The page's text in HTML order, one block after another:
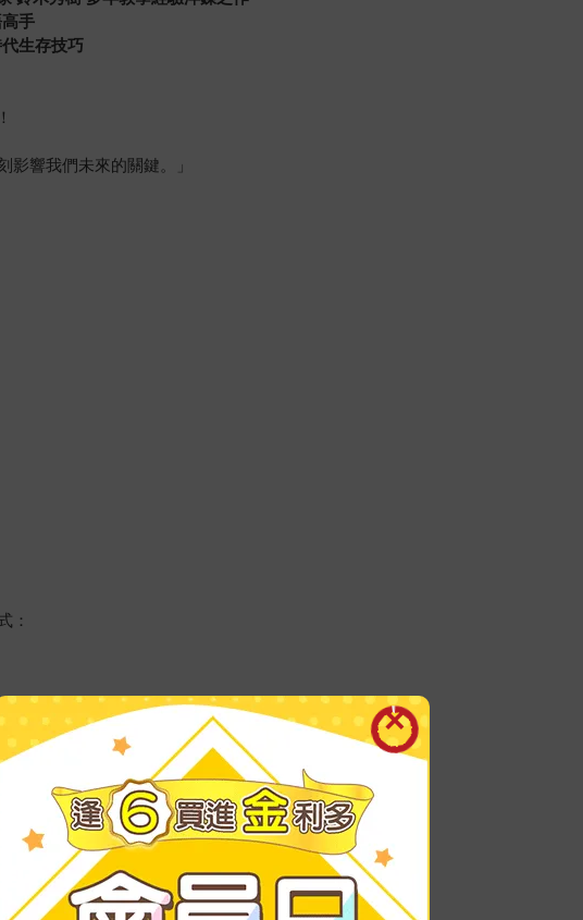
手
生存技巧
影響我們未來的關鍵。」
：
楊立偉